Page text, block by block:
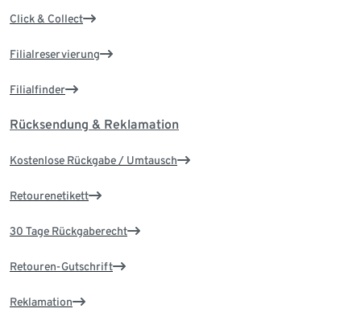
Click & Collect
Filialreservierung
Filialfinder
Rücksendung & Reklamation
Kostenlose Rückgabe / Umtausch
Retourenetikett
30 Tage Rückgaberecht
Retouren-Gutschrift
Reklamation